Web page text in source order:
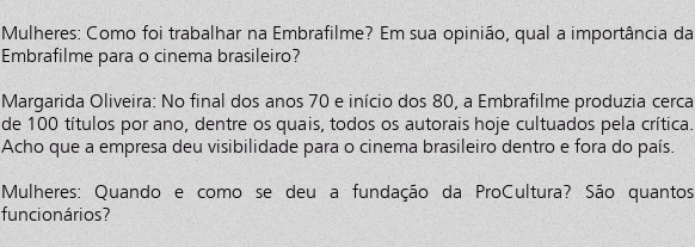
Mulheres: Como foi trabalhar na Embrafilme? Em sua opinião, qual a importância da
Embrafilme para o cinema brasileiro?
Margarida Oliveira: No final dos anos 70 e início dos 80, a Embrafilme produzia cerca
de 100 títulos por ano, dentre os quais, todos os autorais hoje cultuados pela crítica.
Acho que a empresa deu visibilidade para o cinema brasileiro dentro e fora do país.
Mulheres: Quando e como se deu a fundação da ProCultura? São quantos
funcionários?